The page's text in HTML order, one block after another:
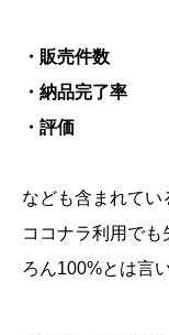
・販売件数
・納品完了率
・評価
なども含まれて
ココナラ利用で
ろん100%とは言